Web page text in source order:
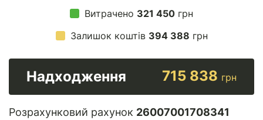
Витрачено 321 450 грн
Залишок коштів 394 388 грн
Надходження 715 838 грн
Розрахунковий рахунок 26007001708341